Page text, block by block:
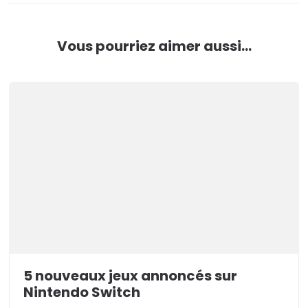
Vous pourriez aimer aussi...
5 nouveaux jeux annoncés sur
Nintendo Switch